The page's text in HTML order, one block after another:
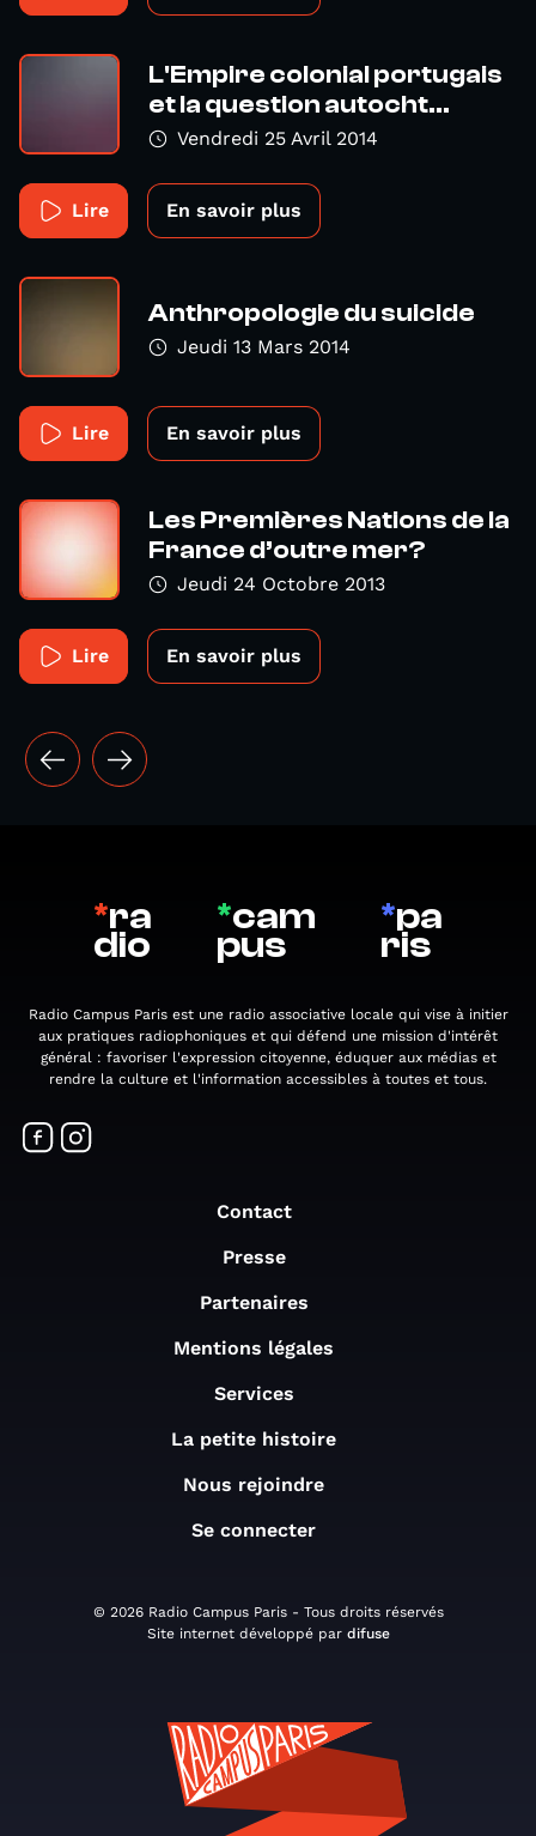
L'Empire colonial portugais
et la question autocht...
Vendredi 25 Avril 2014
Lire En savoir plus
Anthropologie du suicide
Jeudi 13 Mars 2014
Lire En savoir plus
Les Premières Nations de la
France d’outre mer?
Jeudi 24 Octobre 2013
Lire En savoir plus
*ra
dio
*cam
pus
*pa
ris
Radio Campus Paris est une radio associative locale qui vise à initier
aux pratiques radiophoniques et qui défend une mission d'intérêt
général : favoriser l'expression citoyenne, éduquer aux médias et
rendre la culture et l'information accessibles à toutes et tous.
Contact
Presse
Partenaires
Mentions légales
Services
La petite histoire
Nous rejoindre
Se connecter
© 2026 Radio Campus Paris - Tous droits réservés
Site internet développé par difuse